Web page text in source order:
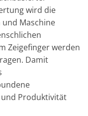
wird die
Maschine
Zeigefinger werden
Damit
Produktivität